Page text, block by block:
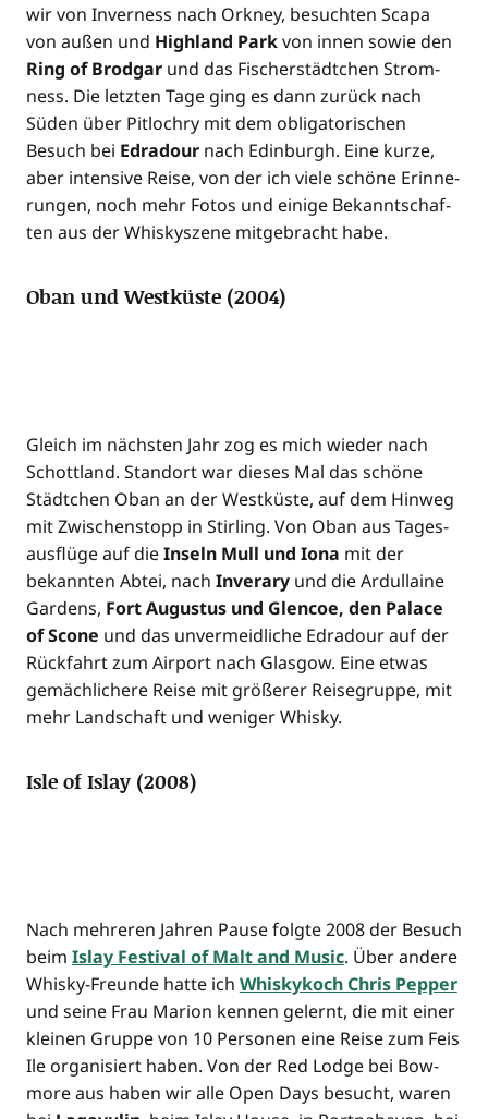
wir von Inver­ness nach Ork­ney, besuch­ten Sca­pa
von außen und High­land Parkvon innen sowie den
Ring of Brod­garund das Fischer­städt­chen Strom­
ness. Die letz­ten Tage ging es dann zurück nach
Süden über Pit­lochry mit dem obli­ga­to­ri­schen
Besuch bei Edra­dournach Edin­burgh. Eine kur­ze,
aber inten­si­ve Rei­se, von der ich vie­le schö­ne Erin­ne­
run­gen, noch mehr Fotos und eini­ge Bekannt­schaf­
ten aus der Whis­ky­sze­ne mit­ge­bracht habe.
Oban und Westküste (2004)
Gleich im nächs­ten Jahr zog es mich wie­der nach
Schott­land. Stand­ort war die­ses Mal das schö­ne
Städt­chen Oban an der West­küs­te, auf dem Hin­weg
mit Zwi­schen­stopp in Stir­ling. Von Oban aus Tages­
aus­flü­ge auf dieInseln Mull und Iona mit der
bekann­ten Abtei, nach Invera­ryund die Ardul­lai­ne
Gar­dens, Fort Augus­tus und Glen­coe, den Palace
of Sco­ne und das unver­meid­li­che Edra­dour auf der
Rück­fahrt zum Air­port nach Glas­gow. Eine etwas
gemäch­li­che­re Rei­se mit grö­ße­rer Rei­se­grup­pe, mit
mehr Land­schaft und weni­ger Whisky.
Isle of Islay (2008)
Nach meh­re­ren Jah­ren Pau­se folg­te 2008 der Besuch
beim Islay Fes­ti­val of Malt and Music. Über ande­re
Whis­ky-Freun­de hat­te ich Whis­ky­koch Chris Pep­per
und sei­ne Frau Mari­on ken­nen gelernt, die mit einer
klei­nen Grup­pe von 10 Per­so­nen eine Rei­se zum Feis
Ile orga­ni­siert haben. Von der Red Lodge bei Bow­
mo­re aus haben wir alle Open Days besucht, waren